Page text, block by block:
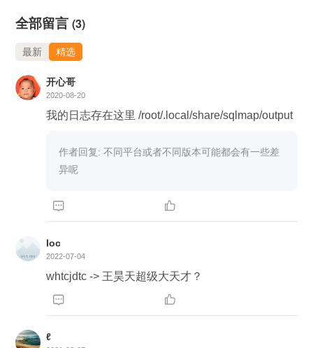
全部留言 (3)
最新 精选
开心哥
2020-08-20
我的日志存在这里 /root/.local/share/sqlmap/output
作者回复: 不同平台或者不同版本可能都会有一些差
异呢
 
loc
2022-07-04
whtcjdtc -> 王昊天超级大天才？
 
ℓ